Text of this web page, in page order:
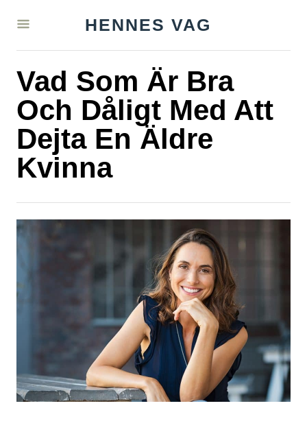
HENNES VAG
Vad Som Är Bra
Och Dåligt Med Att
Dejta En Äldre
Kvinna